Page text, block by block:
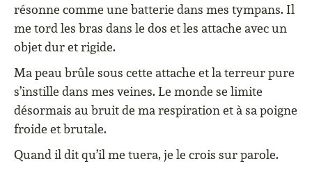
résonne comme une batterie dans mes tympans. Il
me tord les bras dans le dos et les attache avec un
objet dur et rigide.
Ma peau brûle sous cette attache et la terreur pure
s’instille dans mes veines. Le monde se limite
désormais au bruit de ma respiration et à sa poigne
froide et brutale.
Quand il dit qu’il me tuera, je le crois sur parole.